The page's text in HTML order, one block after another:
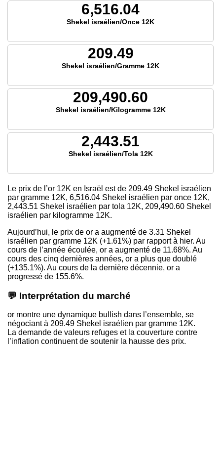
6,516.04
Shekel israélien/Once 12K
209.49
Shekel israélien/Gramme 12K
209,490.60
Shekel israélien/Kilogramme 12K
2,443.51
Shekel israélien/Tola 12K
Le prix de l’or 12K en Israël est de 209.49 Shekel israélien
par gramme 12K, 6,516.04 Shekel israélien par once 12K,
2,443.51 Shekel israélien par tola 12K, 209,490.60 Shekel
israélien par kilogramme 12K.
Aujourd’hui, le prix de or a augmenté de 3.31 Shekel
israélien par gramme 12K (+1.61%) par rapport à hier. Au
cours de l’année écoulée, or a augmenté de 11.68%. Au
cours des cinq dernières années, or a plus que doublé
(+135.1%). Au cours de la dernière décennie, or a
progressé de 155.6%.
💬 Interprétation du marché
or montre une dynamique bullish dans l’ensemble, se
négociant à 209.49 Shekel israélien par gramme 12K.
La demande de valeurs refuges et la couverture contre
l’inflation continuent de soutenir la hausse des prix.